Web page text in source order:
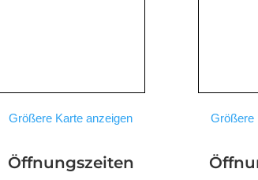
Größere Karte anzeigen
Öffnungszeiten
Größere